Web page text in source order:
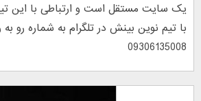
یک سایت مستقل است و ارتباطی با این تیم
با تیم نوین بینش در تلگرام به شماره رو به
09306135008